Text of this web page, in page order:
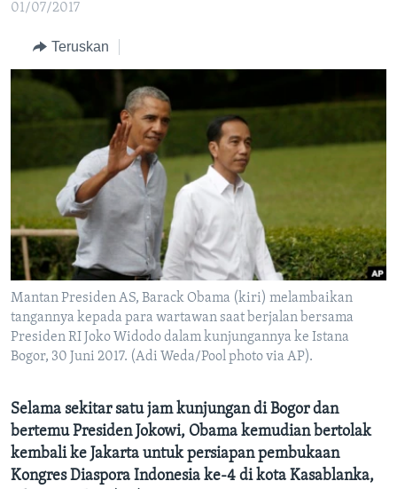
Utama
Lanjut
Pencarian
Bahasa-bahasa
01/07/2017
Teruskan
Mantan Presiden AS, Barack Obama (kiri) melambaikan
tangannya kepada para wartawan saat berjalan bersama
Presiden RI Joko Widodo dalam kunjungannya ke Istana
Bogor, 30 Juni 2017. (Adi Weda/Pool photo via AP).
Selama sekitar satu jam kunjungan di Bogor dan
bertemu Presiden Jokowi, Obama kemudian bertolak
kembali ke Jakarta untuk persiapan pembukaan
Kongres Diaspora Indonesia ke-4 di kota Kasablanka,